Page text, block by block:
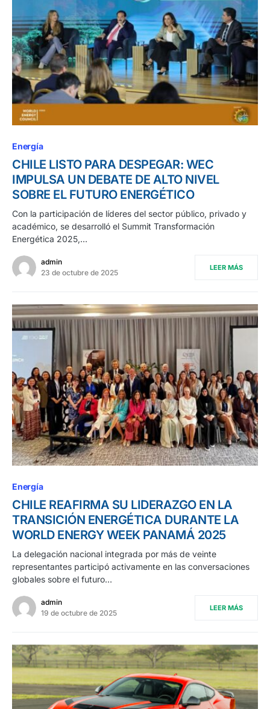
Energía
CHILE LISTO PARA DESPEGAR: WEC
IMPULSA UN DEBATE DE ALTO NIVEL
SOBRE EL FUTURO ENERGÉTICO
Con la participación de líderes del sector público, privado y
académico, se desarrolló el Summit Transformación
Energética 2025,…
admin
23 de octubre de 2025
LEER MÁS
Energía
CHILE REAFIRMA SU LIDERAZGO EN LA
TRANSICIÓN ENERGÉTICA DURANTE LA
WORLD ENERGY WEEK PANAMÁ 2025
La delegación nacional integrada por más de veinte
representantes participó activamente en las conversaciones
globales sobre el futuro…
admin
19 de octubre de 2025
LEER MÁS